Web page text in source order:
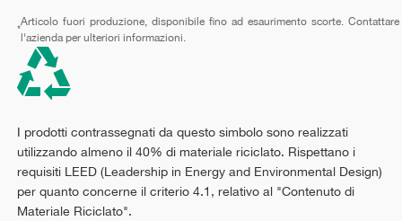
*
Articolo fuori produzione, disponibile fino ad esaurimento scorte. Contattare
l'azienda per ulteriori informazioni.
I prodotti contrassegnati da questo simbolo sono realizzati
utilizzando almeno il 40% di materiale riciclato. Rispettano i
requisiti LEED (Leadership in Energy and Environmental Design)
per quanto concerne il criterio 4.1, relativo al "Contenuto di
Materiale Riciclato".